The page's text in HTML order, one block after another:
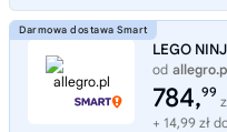
LEGO
od
784,99
+ 14,99 zł